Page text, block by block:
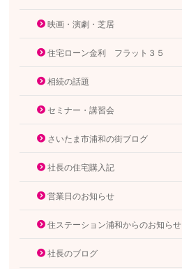
映画・演劇・芝居
住宅ローン金利 フラット３５
相続の話題
セミナー・講習会
さいたま市浦和の街ブログ
社長の住宅購入記
営業日のお知らせ
住ステーション浦和からのお知らせ
社長のブログ